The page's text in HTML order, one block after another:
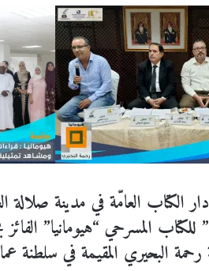
العامّة في مدينة صلالة
رحمة البحيري المقيمة في سلطنة